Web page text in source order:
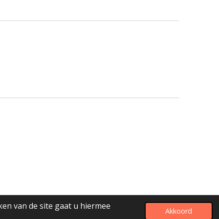
van de site gaat u hiermee
Akkoord